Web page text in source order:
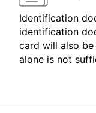
Identification
identification
card will also be
alone is not